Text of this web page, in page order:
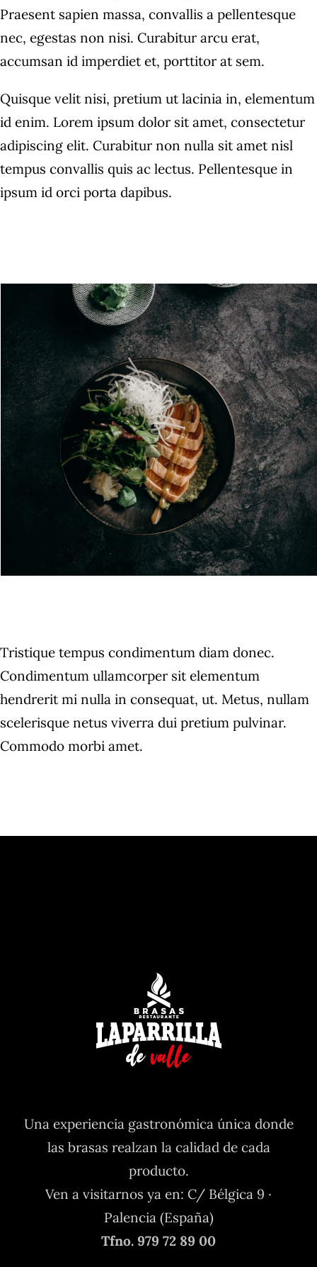
Praesent sapien massa, convallis a pellentesque
nec, egestas non nisi. Curabitur arcu erat,
accumsan id imperdiet et, porttitor at sem.
Quisque velit nisi, pretium ut lacinia in, elementum
id enim. Lorem ipsum dolor sit amet, consectetur
adipiscing elit. Curabitur non nulla sit amet nisl
tempus convallis quis ac lectus. Pellentesque in
ipsum id orci porta dapibus.
Tristique tempus condimentum diam donec.
Condimentum ullamcorper sit elementum
hendrerit mi nulla in consequat, ut. Metus, nullam
scelerisque netus viverra dui pretium pulvinar.
Commodo morbi amet.
Una experiencia gastronómica única donde
las brasas realzan la calidad de cada
producto.
Ven a visitarnos ya en: C/ Bélgica 9 ·
Palencia (España)
Tfno. 979 72 89 00